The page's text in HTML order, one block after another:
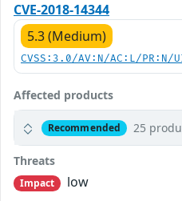
CVE-2018-14344
5.3 (Medium)
CVSS:3.0/AV:N/AC:L/
Affected products
Recommended 25
Threats
Impact
low